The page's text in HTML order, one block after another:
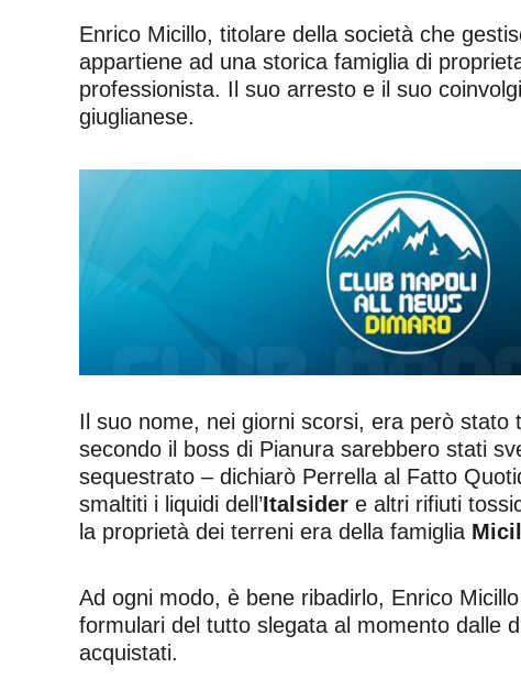
Enrico Micillo, titolare della società che
appartiene ad una storica famiglia di
professionista. Il suo arresto e il suo
giuglianese.
Il suo nome, nei giorni scorsi, era però stato
secondo il boss di Pianura sarebbero stati
sequestrato – dichiarò Perrella al Fatto
smaltiti i liquidi dell’Italsider e altri rifiuti
la proprietà dei terreni era della famiglia
Ad ogni modo, è bene ribadirlo, Enrico
formulari del tutto slegata al momento dalle
acquistati.